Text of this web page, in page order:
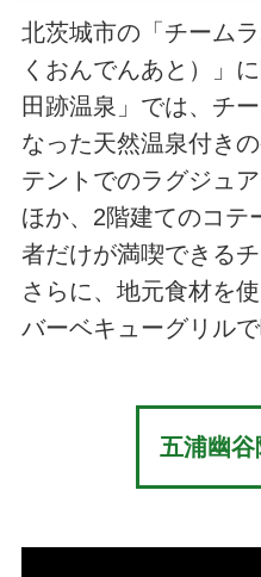
北茨城市の「チーム
くおんでんあと）」
田跡温泉」では、チ
なった天然温泉付き
テントでのラグジュ
ほか、2階建てのコテ
者だけが満喫できる
さらに、地元食材を
バーベキューグリルで
五浦幽